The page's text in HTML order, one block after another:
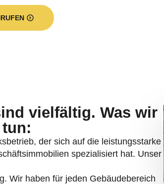
vielfältig. Was wir
der sich auf die leistungsstarke
spezialisiert hat. Unser
Wir haben für jeden Gebäudebereich